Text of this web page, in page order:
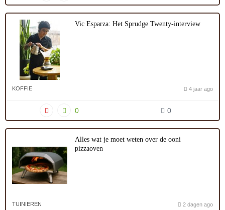
Vic Esparza: Het Sprudge Twenty-interview
KOFFIE 4 jaar ago
0 0
Alles wat je moet weten over de ooni
pizzaoven
TUINIEREN 2 dagen ago